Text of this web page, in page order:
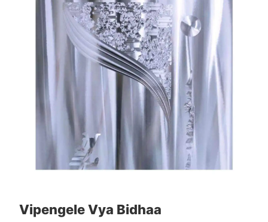
Vipengele Vya Bidhaa